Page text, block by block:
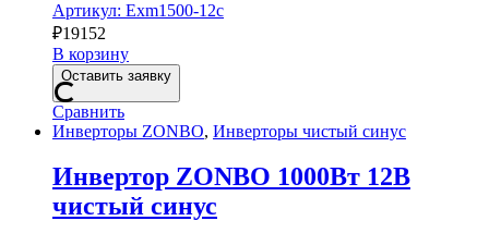
Артикул: Exm1500-12с
₽19152
В корзину
Оставить заявку
Сравнить
Инверторы ZONBO, Инверторы чистый синус
Инвертор ZONBO 1000Вт 12В
чистый синус